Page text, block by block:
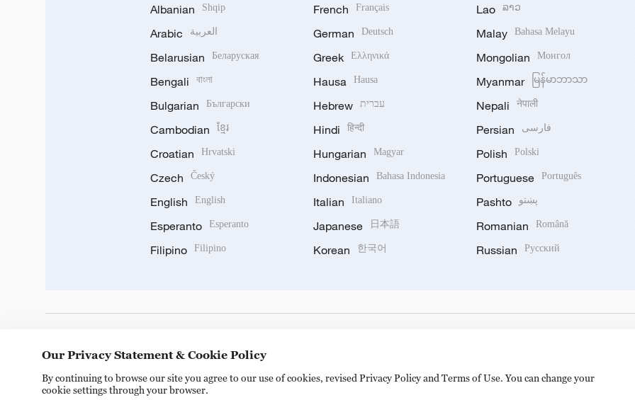
Albanian Shqip
Arabic العربية
Belarusian Беларуская
Bengali বাংলা
Bulgarian Български
Cambodian ខ្មែរ
Croatian Hrvatski
Czech Český
English English
Esperanto Esperanto
Filipino Filipino
French Français
German Deutsch
Greek Ελληνικά
Hausa Hausa
Hebrew עברית
Hindi हिन्दी
Hungarian Magyar
Indonesian Bahasa Indonesia
Italian Italiano
Japanese 日本語
Korean 한국어
Lao ລາວ
Malay Bahasa Melayu
Mongolian Монгол
Myanmar မြန်မာဘာသာ
Nepali नेपाली
Persian فارسی
Polish Polski
Portuguese Português
Pashto پښتو
Romanian Română
Russian Русский
Our Privacy Statement & Cookie Policy
By continuing to browse our site you agree to our use of cookies, revised Privacy Policy and Terms of Use. You can change your
cookie settings through your browser.